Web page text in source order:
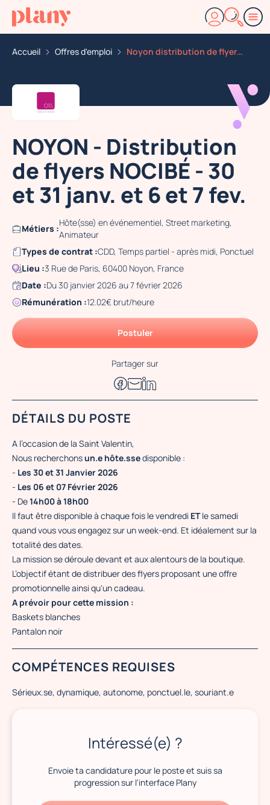
Accueil Offres d'emploi Noyon distribution de flyers nocibe 30 et 31 janv et 6
NOYON - Distribution
de flyers NOCIBÉ - 30
et 31 janv. et 6 et 7 fev.
Métiers :
Hôte(sse) en événementiel, Street marketing,
Animateur
Types de contrat :CDD, Temps partiel - après midi, Ponctuel
Lieu :3 Rue de Paris, 60400 Noyon, France
Date :Du 30 janvier 2026 au 7 février 2026
Rémunération :12.02€ brut/heure
Postuler
Partager sur
DÉTAILS DU POSTE
A l’occasion de la Saint Valentin,
Nous recherchonsun.e hôte.ssedisponible :
- Les 30 et 31 Janvier 2026
- Les 06 et 07 Février 2026
- De14h00 à 18h00
Il faut être disponible à chaque fois le vendredi ETle samedi
quand vous vous engagez sur un week-end. Et idéalement sur la
totalité des dates.
La mission se déroule devant et aux alentours de la boutique.
L’objectif étant de distribuer des flyers proposant une offre
promotionnelle ainsi qu'un cadeau.
A prévoir pour cette mission :
Baskets blanches
Pantalon noir
COMPÉTENCES REQUISES
Sérieux.se, dynamique, autonome, ponctuel.le, souriant.e
Intéressé(e) ?
Envoie ta candidature pour le poste et suis sa
progression sur l'interface Plany